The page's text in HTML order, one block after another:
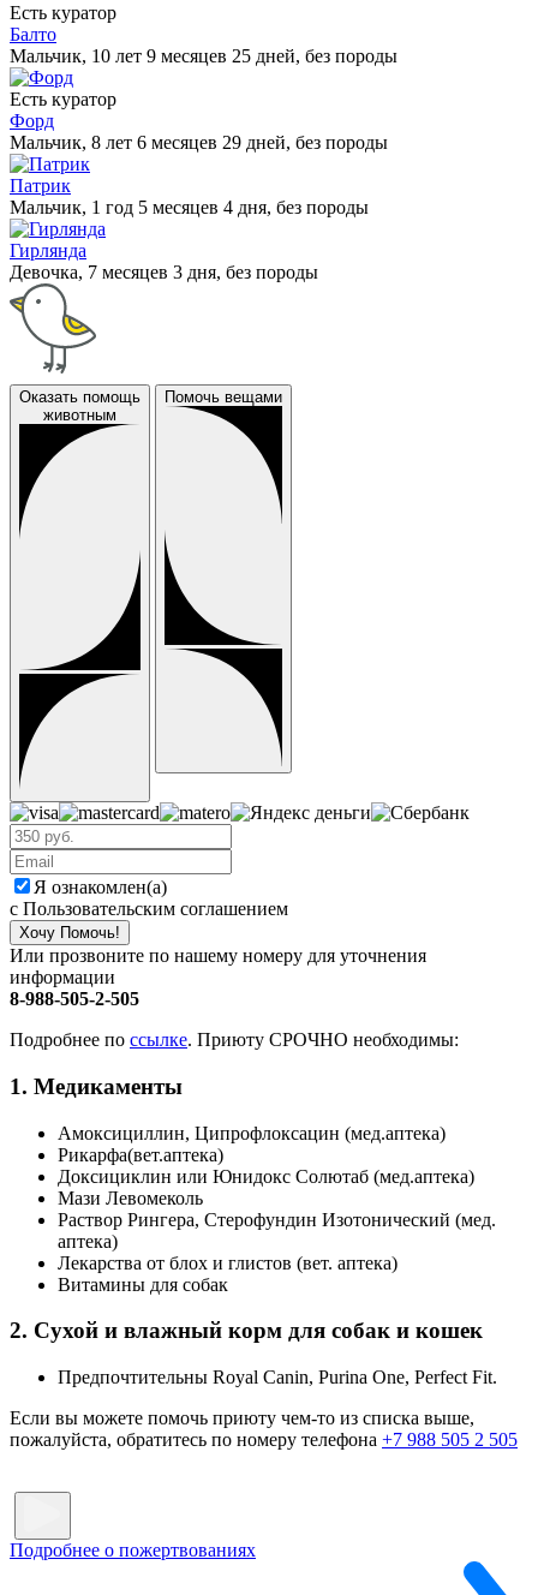
Есть куратор
Балто
Мальчик, 10 лет 9 месяцев 25 дней, без породы
Есть куратор
Форд
Мальчик, 8 лет 6 месяцев 29 дней, без породы
Патрик
Мальчик, 1 год 5 месяцев 4 дня, без породы
Гирлянда
Девочка, 7 месяцев 3 дня, без породы
Оказать помощь
животным
Помочь вещами
Я ознакомлен(а)
с Пользовательским соглашением
Хочу Помочь!
Или прозвоните по нашему номеру для уточнения
информации
8-988-505-2-505
Подробнее по ссылке. Приюту СРОЧНО необходимы:
1. Медикаменты
Амоксициллин, Ципрофлоксацин (мед.аптека)
Рикарфа(вет.аптека)
Доксициклин или Юнидокс Солютаб (мед.аптека)
Мази Левомеколь
Раствор Рингера, Стерофундин Изотонический (мед.
аптека)
Лекарства от блох и глистов (вет. аптека)
Витамины для собак
2. Сухой и влажный корм для собак и кошек
Предпочтительны Royal Canin, Purina One, Perfect Fit.
Если вы можете помочь приюту чем-то из списка выше,
пожалуйста, обратитесь по номеру телефона +7 988 505 2 505
Подробнее о пожертвованиях